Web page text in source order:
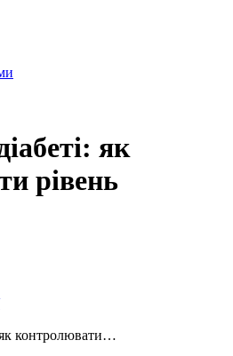
як
рівень
як контролювати…